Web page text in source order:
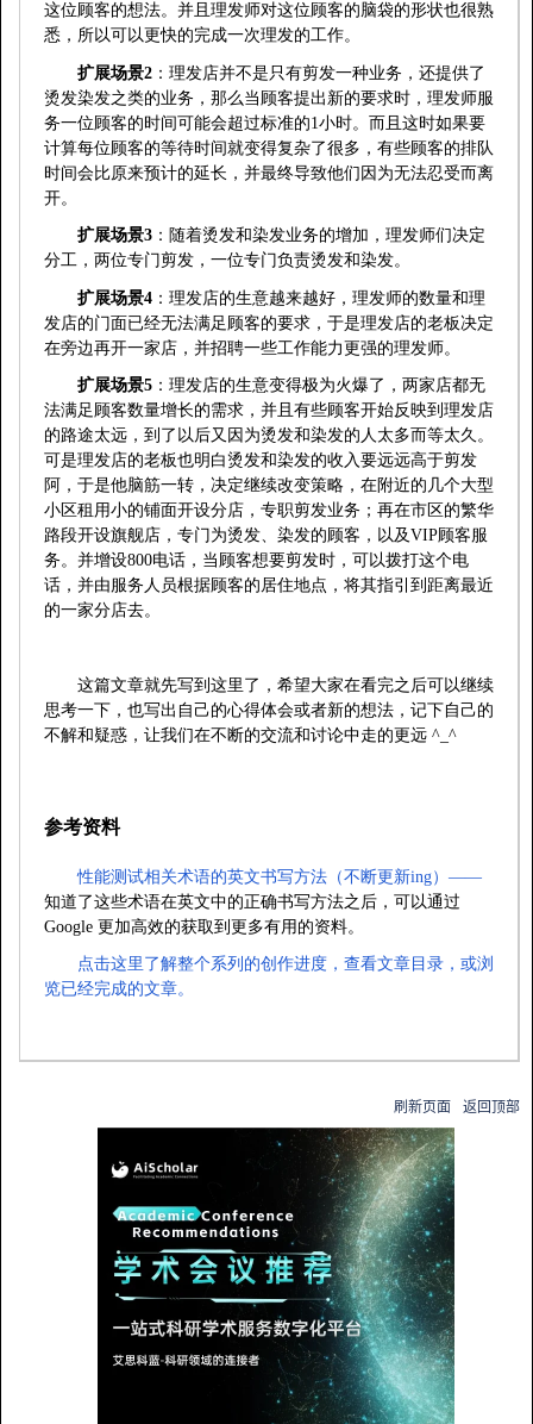
这位顾客的想法。并且理发师对这位顾客的脑袋的形状也很熟
悉，所以可以更快的完成一次理发的工作。
扩展场景2 ：理发店并不是只有剪发一种业务，还提供了
烫发染发之类的业务，那么当顾客提出新的要求时，理发师服
务一位顾客的时间可能会超过标准的1 小时。而且这时如果要
计算每位顾客的等待时间就变得复杂了很多，有些顾客的排队
时间会比原来预计的延长，并最终导致他们因为无法忍受而离
开。
扩展场景3 ：随着烫发和染发业务的增加，理发师们决定
分工，两位专门剪发，一位专门负责烫发和染发。
扩展场景4 ：理发店的生意越来越好，理发师的数量和理
发店的门面已经无法满足顾客的要求，于是理发店的老板决定
在旁边再开一家店，并招聘一些工作能力更强的理发师。
扩展场景5 ：理发店的生意变得极为火爆了，两家店都无
法满足顾客数量增长的需求，并且有些顾客开始反映到理发店
的路途太远，到了以后又因为烫发和染发的人太多而等太久。
可是理发店的老板也明白烫发和染发的收入要远远高于剪发
阿，于是他脑筋一转，决定继续改变策略，在附近的几个大型
小区租用小的铺面开设分店，专职剪发业务；再在市区的繁华
路段开设旗舰店，专门为烫发、染发的顾客，以及VIP顾客服
务。并增设800电话，当顾客想要剪发时，可以拨打这个电
话，并由服务人员根据顾客的居住地点，将其指引到距离最近
的一家分店去。
这篇文章就先写到这里了，希望大家在看完之后可以继续
思考一下，也写出自己的心得体会或者新的想法，记下自己的
不解和疑惑，让我们在不断的交流和讨论中走的更远 ^_^
参考资料
性能测试相关术语的英文书写方法（不断更新ing）——
知道了这些术语在英文中的正确书写方法之后，可以通过
Google 更加高效的获取到更多有用的资料。
点击这里了解整个系列的创作进度，查看文章目录，或浏
览已经完成的文章。
刷新页面 返回顶部